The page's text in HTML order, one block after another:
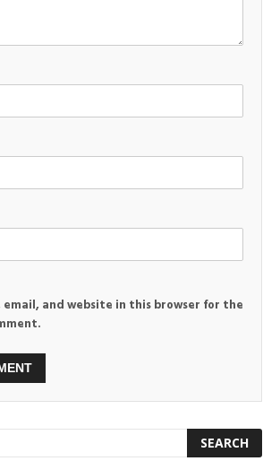
email, and website in this browser for the